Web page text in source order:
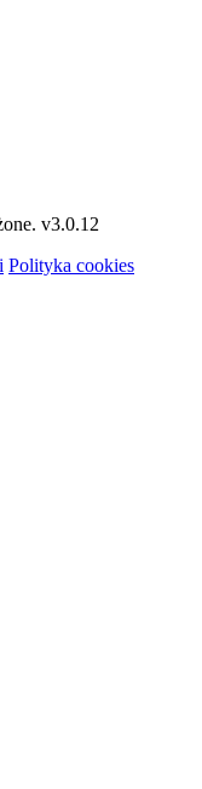
v3.0.12
Polityka cookies